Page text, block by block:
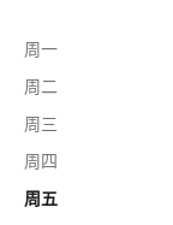
周一
周二
周三
周四
周五